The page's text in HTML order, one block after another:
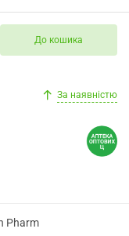
До кошика
За наявністю
Pharm